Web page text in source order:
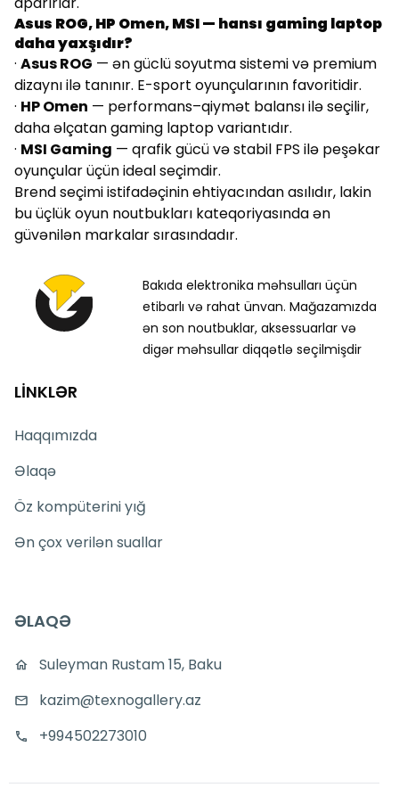
Asus ROG, HP Omen, MSI — hansı gaming laptop
daha yaxşıdır?
· Asus ROG — ən güclü soyutma sistemi və premium
dizaynı ilə tanınır. E-sport oyunçularının favoritidir.
· HP Omen — performans–qiymət balansı ilə seçilir,
daha əlçatan gaming laptop variantıdır.
· MSI Gaming — qrafik gücü və stabil FPS ilə peşəkar
oyunçular üçün ideal seçimdir.
Brend seçimi istifadəçinin ehtiyacından asılıdır, lakin
bu üçlük oyun noutbukları kateqoriyasında ən
güvənilən markalar sırasındadır.
Bakıda elektronika məhsulları üçün
etibarlı və rahat ünvan. Mağazamızda
ən son noutbuklar, aksessuarlar və
digər məhsullar diqqətlə seçilmişdir
LİNKLƏR
Haqqımızda
Əlaqə
Öz kompüterini yığ
Ən çox verilən suallar
ƏLAQƏ
Suleyman Rustam 15, Baku
kazim@texnogallery.az
+994502273010